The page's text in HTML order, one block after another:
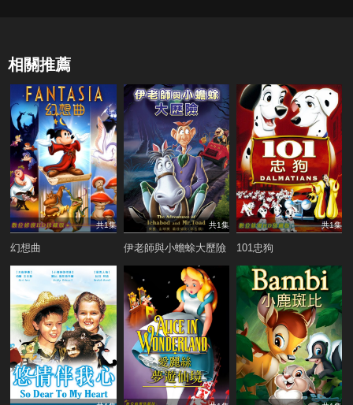
相關推薦
共1集
幻想曲
共1集
伊老師與小蟾蜍大歷險
共1集
101忠狗